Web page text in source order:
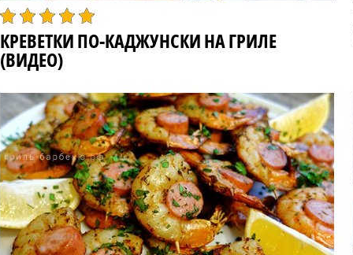
КРЕВЕТКИ ПО-КАДЖУНСКИ НА ГРИЛЕ
(ВИДЕО)